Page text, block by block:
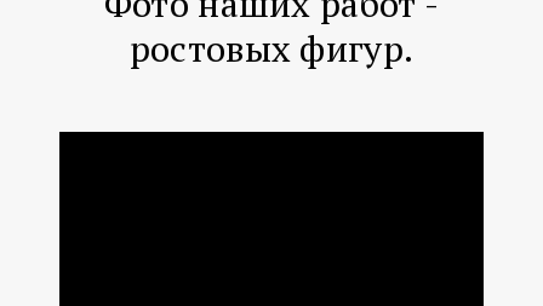
ростовых фигур.